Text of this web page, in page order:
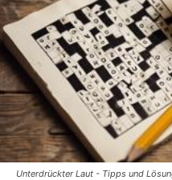
Unterdrückter Laut - Tipps und